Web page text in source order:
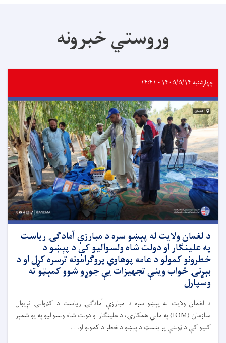
وروستي خبرونه
چهارشنبه ۱۴۰۵/۵/۱۴ - ۱۴:۴۱
د لغمان ولایت له پېښو سره د مبارزې آمادګۍ ریاست
په علینګار او دولت شاه ولسوالیو کې د پېښو د
خطرونو کمولو د عامه پوهاوي پروګرامونه ترسره کړل او د
بېړنۍ ځواب وینې تجهیزات یې جوړو شوو کمېټو ته
وسپارل
د لغمان ولایت له پېښو سره د مبارزې آمادګۍ ریاست د کډوالۍ نړیوال
سازمان (IOM) په مالي همکارۍ، د علینګار او دولت شاه ولسوالیو په یو شمېر
کلیو کې د ټولنې پر بنسټ د پېښو د خطر د کمولو او. . .